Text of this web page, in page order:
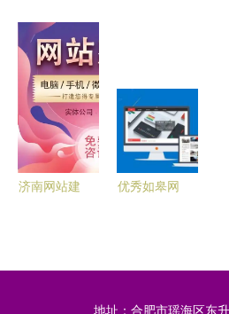
目 六大核
心服务解析
【用科技为
企业赋能
Step2】
心价值
济南网站建
优秀如皋网
地址：合肥市瑶海区东